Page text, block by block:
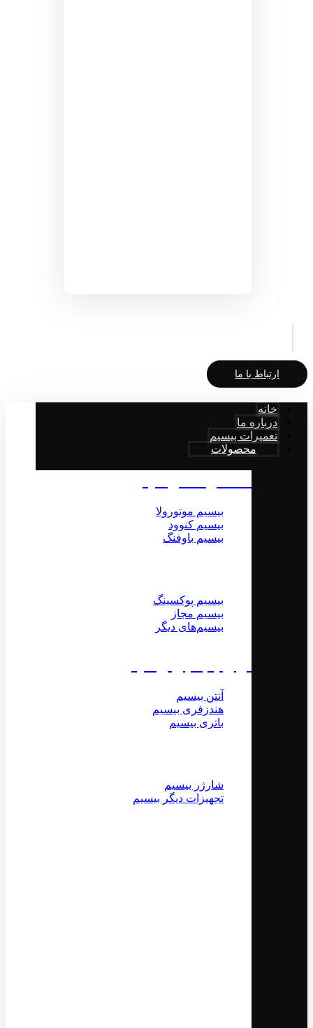
ارتباط با ما
خانه
درباره ما
تعمیرات بیسیم
محصولات
بیسیم موتورولا
بیسیم کنوود
بیسیم باوفنگ
بیسیم پوکسینگ
بیسیم مجاز
بیسیم‌های دیگر
آنتن بیسیم
هندزفری بیسیم
باتری بیسیم
شارژر بیسیم
تجهیزات دیگر بیسیم